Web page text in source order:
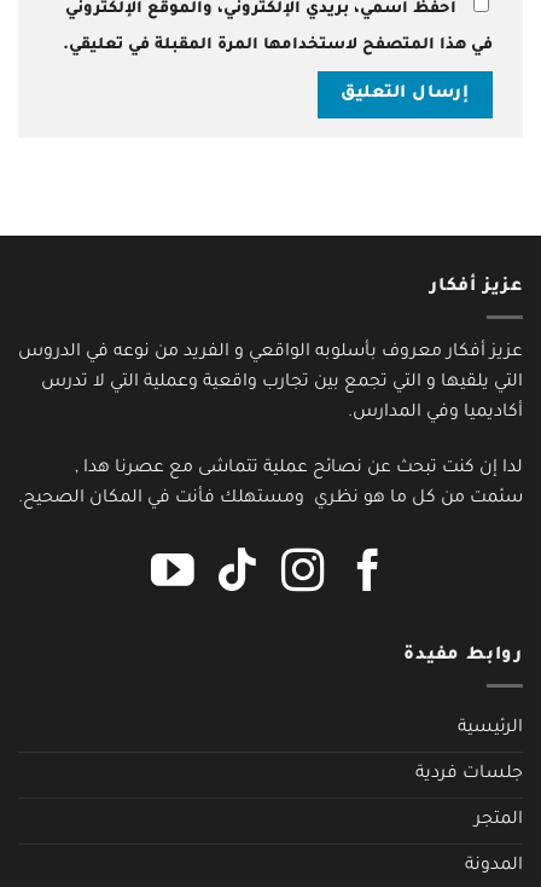
احفظ اسمي، بريدي الإلكتروني، والموقع الإلكتروني
في هذا المتصفح لاستخدامها المرة المقبلة في تعليقي.
عزيز أفكار
عزيز أفكار معروف بأسلوبه الواقعي و الفريد من نوعه في الدروس
التي يلقيها و التي تجمع بين تجارب واقعية وعملية التي لا تدرس
أكاديميا وفي المدارس.
لدا إن كنت تبحث عن نصائح عملية تتماشى مع عصرنا هدا ,
سئمت من كل ما هو نظري ومستهلك فأنت في المكان الصحيح.
روابط مفيدة
الرئيسية
جلسات فردية
المتجر
المدونة